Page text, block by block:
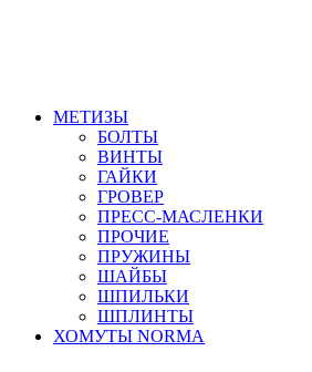
МЕТИЗЫ
БОЛТЫ
ВИНТЫ
ГАЙКИ
ГРОВЕР
ПРЕСС-МАСЛЕНКИ
ПРОЧИЕ
ПРУЖИНЫ
ШАЙБЫ
ШПИЛЬКИ
ШПЛИНТЫ
ХОМУТЫ NORMA